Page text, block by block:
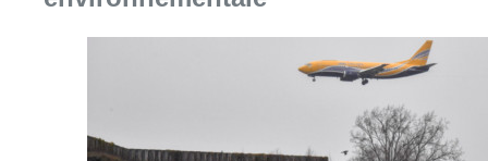
Canicule : un record absolu de
climatiseurs fixes installés en
Belgique cette année